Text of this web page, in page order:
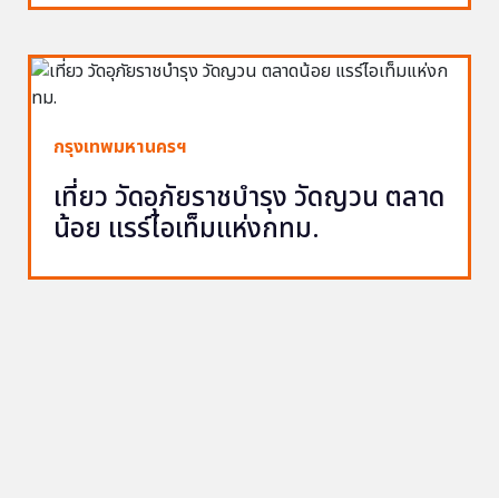
กรุงเทพมหานครฯ
เที่ยว วัดอุภัยราชบำรุง วัดญวน ตลาด
น้อย แรร์ไอเท็มแห่งกทม.